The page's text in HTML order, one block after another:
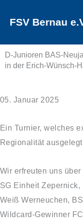
InhaltFSV Bernau
D-Junioren BAS-
in der Erich-Wünsch-
05. Januar 2025
Ein Turnier, welches
Regionalität
Wir erfreuten uns
SG Einheit
Weiß Werneuchen,
Wildcard-Gewinner